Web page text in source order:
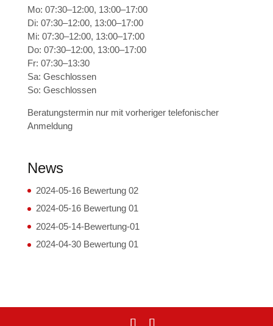
Mo: 07:30–12:00, 13:00–17:00
Di: 07:30–12:00, 13:00–17:00
Mi: 07:30–12:00, 13:00–17:00
Do: 07:30–12:00, 13:00–17:00
Fr: 07:30–13:30
Sa: Geschlossen
So: Geschlossen
Beratungstermin nur mit vorheriger telefonischer
Anmeldung
News
2024-05-16 Bewertung 02
2024-05-16 Bewertung 01
2024-05-14-Bewertung-01
2024-04-30 Bewertung 01